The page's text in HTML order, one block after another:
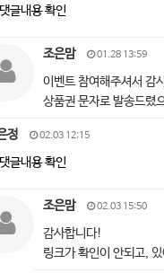
댓글내용 확인
조은맘 01.28 13:59
이벤트 참여해주셔서 감
상품권 문자로 발송드렸
정 02.03 12:15
댓글내용 확인
조은맘 02.03 15:50
감사합니다!
링크가 확인이 안되고,